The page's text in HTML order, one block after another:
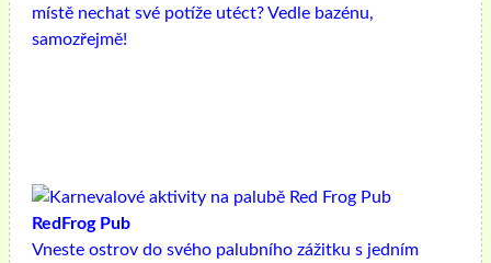
místě nechat své potíže utéct? Vedle bazénu,
samozřejmě!
RedFrog Pub
Vneste ostrov do svého palubního zážitku s jedním